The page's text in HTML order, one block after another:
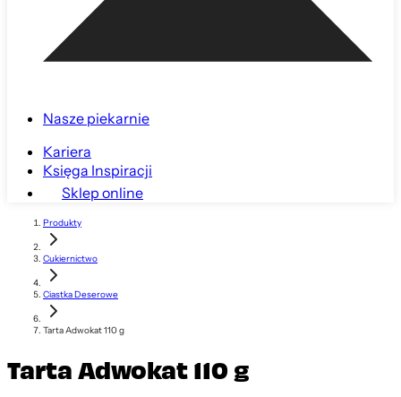
Nasze piekarnie
Kariera
Księga Inspiracji
Sklep online
Produkty
Cukiernictwo
Ciastka Deserowe
Tarta Adwokat 110 g
Tarta Adwokat 110 g